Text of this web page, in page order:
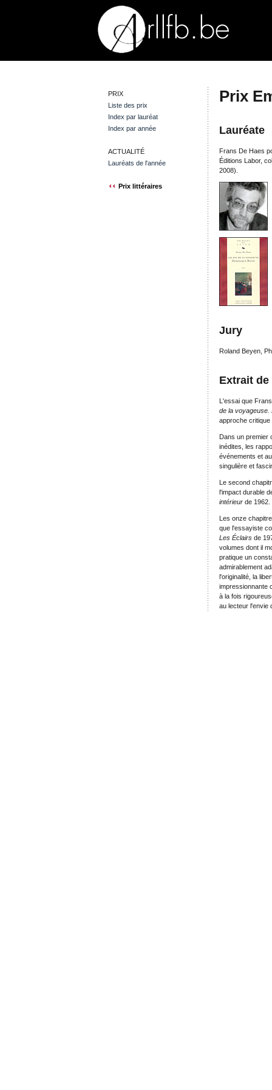
PRIX
Liste des prix
Index par lauréat
Index par année
ACTUALITÉ
Lauréats de l'année
Prix littéraires
Prix
Lauréate
Frans De Haes
Éditions Labor,
2008).
Jury
Roland Beyen,
Extrait
L'essai que
de la voyageuse.
approche
Dans un premier
inédites, les
événements et
singulière et
Le second
l'impact durable
intérieur de 1962.
Les onze
que l'essayiste
Les Éclairs de
volumes dont il
pratique un
admirablement
l'originalité, la
impressionnante
à la fois
au lecteur l'envie